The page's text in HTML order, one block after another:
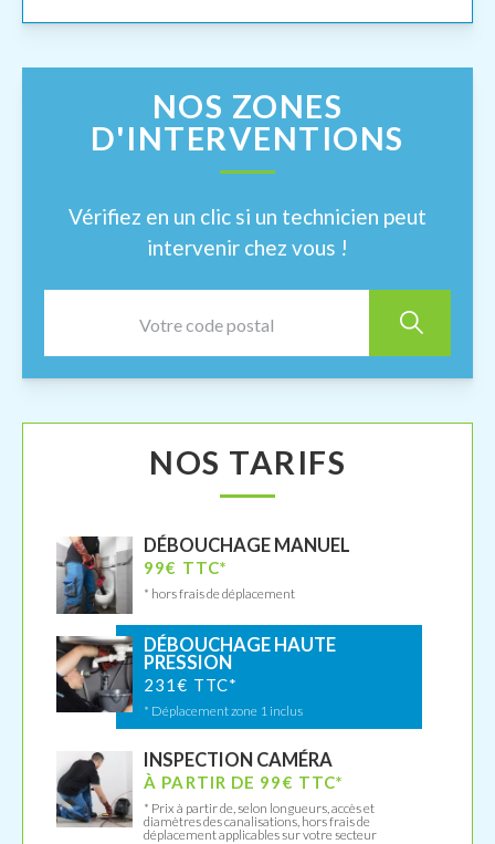
NOS ZONES
D'INTERVENTIONS
Vérifiez en un clic si un technicien peut
intervenir chez vous !
NOS TARIFS
DÉBOUCHAGE MANUEL
99€ TTC*
* hors frais de déplacement
DÉBOUCHAGE HAUTE
PRESSION
231€ TTC*
* Déplacement zone 1 inclus
INSPECTION CAMÉRA
À PARTIR DE 99€ TTC*
* Prix à partir de, selon longueurs, accès et
diamètres des canalisations, hors frais de
déplacement applicables sur votre secteur